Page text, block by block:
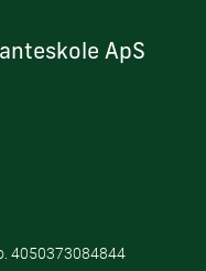
ApS
4050373084844